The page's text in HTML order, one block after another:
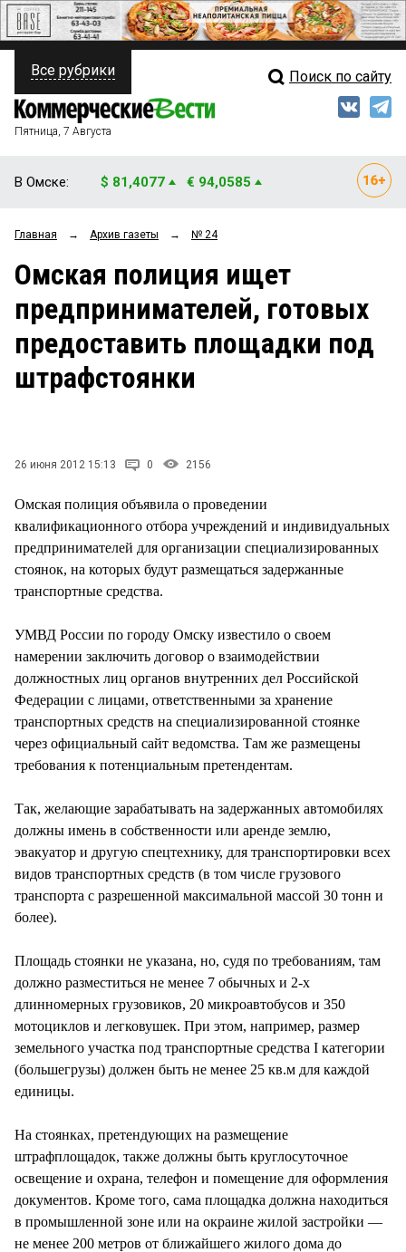
ПОЛИТИКА
ФИНАНСЫ
ОБЩЕСТВО
ЗАКОН
НОВОСТИ КОМПАНИЙ
ПРОИСШЕСТВИЯ
Свежий выпуск
Рейтинги
Блоги
Архив
Все рубрики Поиск по сайту
Пятница, 7 Августа
В Омске: $ 81,4077 € 94,0585
Главная → Архив газеты → № 24
Омская полиция ищет
предпринимателей, готовых
предоставить площадки под
штрафстоянки
26 июня 2012 15:13 0 2156
Омская полиция объявила о проведении
квалификационного отбора учреждений и индивидуальных
предпринимателей для организации специализированных
стоянок, на которых будут размещаться задержанные
транспортные средства.
УМВД России по городу Омску известило о своем
намерении заключить договор о взаимодействии
должностных лиц органов внутренних дел Российской
Федерации с лицами, ответственными за хранение
транспортных средств на специализированной стоянке
через официальный сайт ведомства. Там же размещены
требования к потенциальным претендентам.
Так, желающие зарабатывать на задержанных автомобилях
должны имень в собственности или аренде землю,
эвакуатор и другую спецтехнику, для транспортировки всех
видов транспортных средств (в том числе грузового
транспорта с разрешенной максимальной массой 30 тонн и
более).
Площадь стоянки не указана, но, судя по требованиям, там
должно разместиться не менее 7 обычных и 2-х
длинномерных грузовиков, 20 микроавтобусов и 350
мотоциклов и легковушек. При этом, например, размер
земельного участка под транспортные средства I категории
(большегрузы) должен быть не менее 25 кв.м для каждой
единицы.
На стоянках, претендующих на размещение
штрафплощадок, также должны быть круглосуточное
освещение и охрана, телефон и помещение для оформления
документов. Кроме того, сама площадка должна находиться
в промышленной зоне или на окраине жилой застройки —
не менее 200 метров от ближайшего жилого дома до